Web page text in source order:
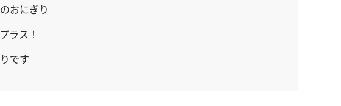
おにぎり
ラス！
です